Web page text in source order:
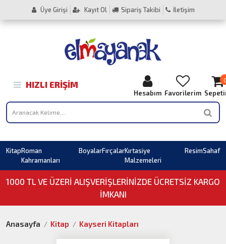
Üye Girişi Kayıt Ol Sipariş Takibi İletişim
HIZLI ERIŞIM
Hesabım Favorilerim
KitapRoman
Kahramanları
BoyalarFırçalarKırtasiye
Malzemeleri
ResimSahaf
1000 TL VE ÜZERI ALIŞVERIŞLERINIZDE ÜCRETSİZ KARGO
İMKANI
Anasayfa Kitap Kayseri Kitapları